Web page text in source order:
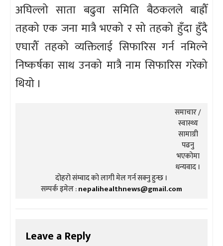
अघिल्लो साता बढुवा समिति बैठकलले बाह्रौँ
तहको एक जना मात्रै भएको र सो तहको हुँदा हुँदै
एघारौँ तहको व्यक्तिलाई सिफारिस गर्न नमिल्ने
निष्कर्षका साथ उनको मात्रै नाम सिफारिस गरेको
थियो ।
समाचार /
स्वास्थ्य
सामाग्री
पढनु
भएकोमा
धन्यवाद ।
दोहरो संम्वाद को लागी मेल गर्न सक्नु हुन्छ ।
सम्पर्क इमेल :nepalihealthnews@gmail.com
Leave a Reply